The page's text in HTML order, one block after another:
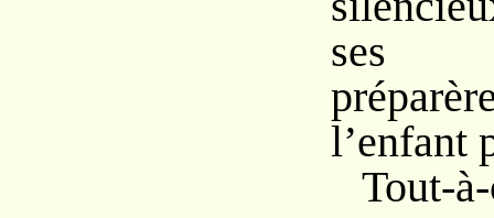
ses
l’enfant
Tout-